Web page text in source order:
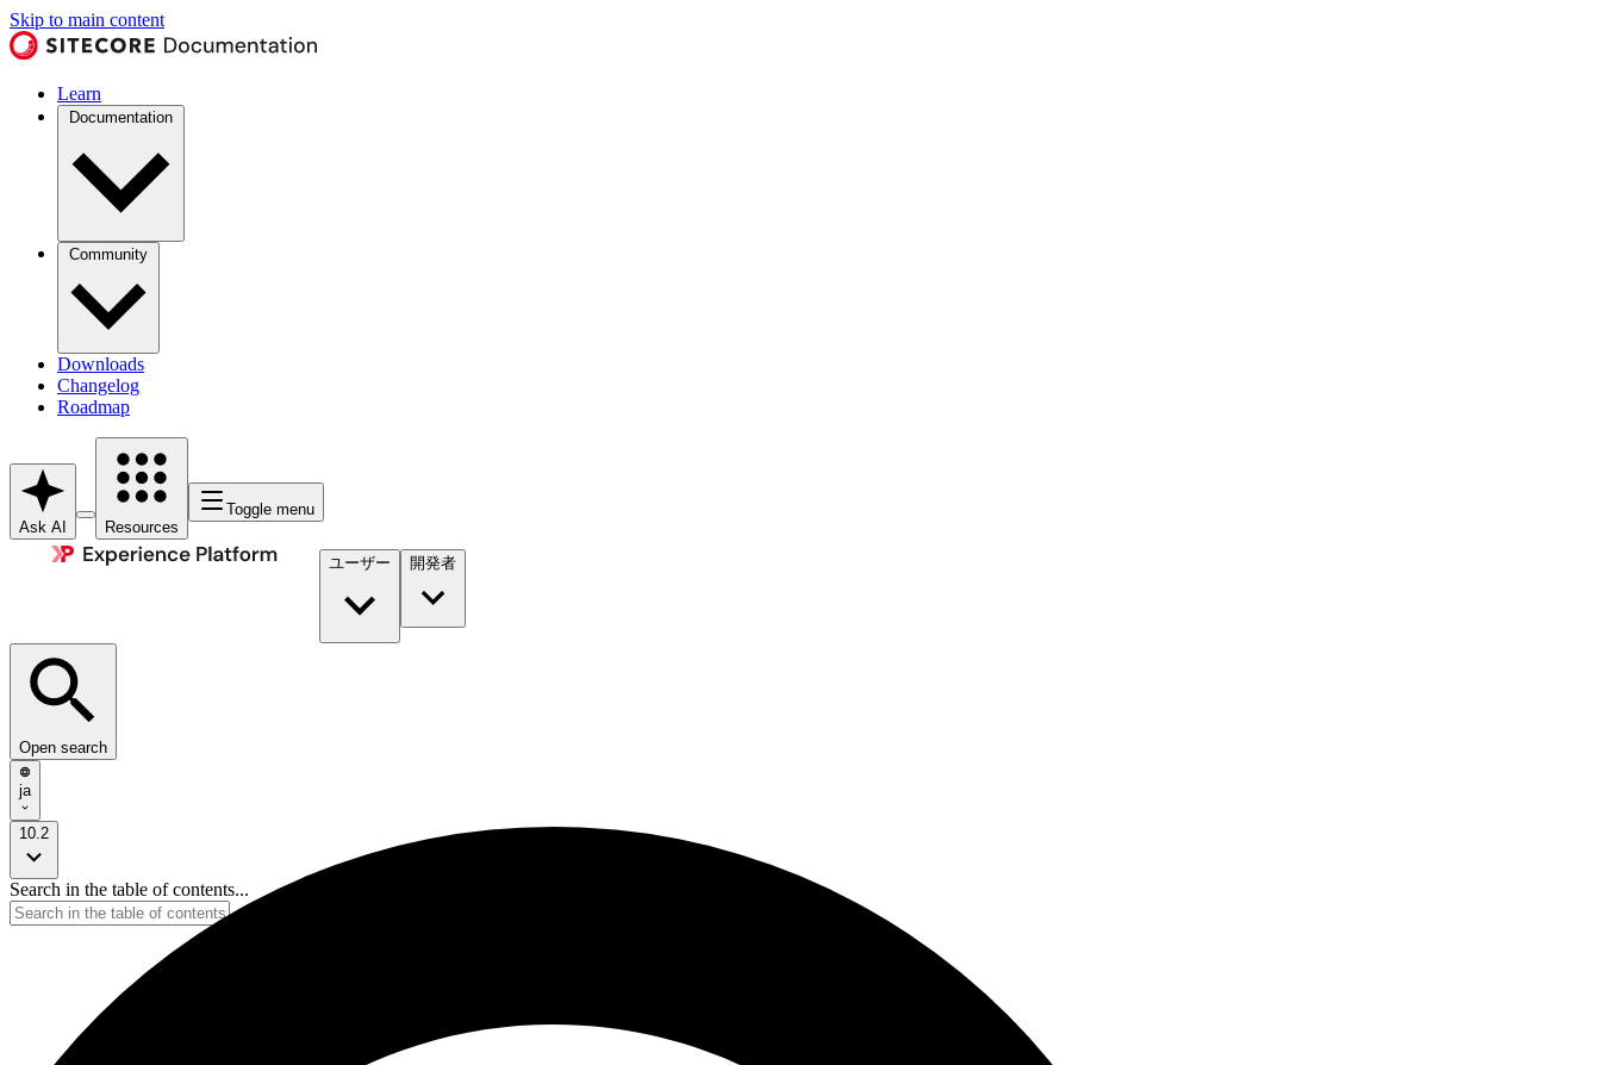
Skip to main content
Learn
Documentation
Community
Downloads
Changelog
Roadmap
Ask AI Resources
Toggle menu
ユーザー 開発者​
Open search
ja
10.2
Search in the table of contents...